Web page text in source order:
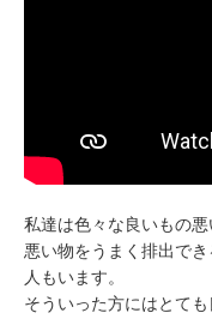
私達は色々な良いもの悪
悪い物をうまく排出で
人もいます。
そういった方にはとても